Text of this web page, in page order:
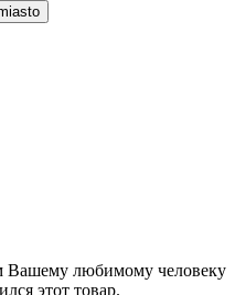
Вашему любимому человеку
этот товар.